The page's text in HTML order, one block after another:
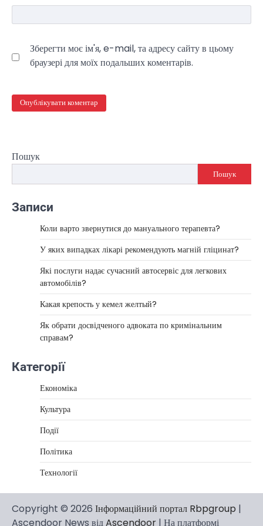
Зберегти моє ім'я, e-mail, та адресу сайту в цьому
браузері для моїх подальших коментарів.
Пошук
Пошук
Записи
Коли варто звернутися до мануального терапевта?
У яких випадках лікарі рекомендують магній гліцинат?
Які послуги надає сучасний автосервіс для легкових
автомобілів?
Какая крепость у кемел желтый?
Як обрати досвідченого адвоката по кримінальним
справам?
Категорії
Економіка
Культура
Події
Політика
Технології
Copyright © 2026 Інформаційний портал Rbpgroup |
Ascendoor News відAscendoor | На платформі